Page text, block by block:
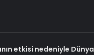
etkisi nedeniyle Dünya